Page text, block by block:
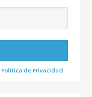
Política de Privacidad